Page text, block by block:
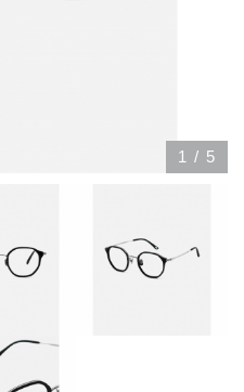
1 / 5